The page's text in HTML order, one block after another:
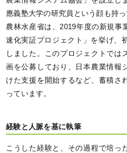
應義塾大学の研究員という顔も持っ
農林水産省は、2019年度の新規事
速化実証プロジェクト」を挙げ、
しました。このプロジェクトでは
画を公募しており、日本農業情報
けた支援を開始するなど、蓄積さ
っています。
経験と人脈を基に執筆
こうした経験と、その過程で培っ